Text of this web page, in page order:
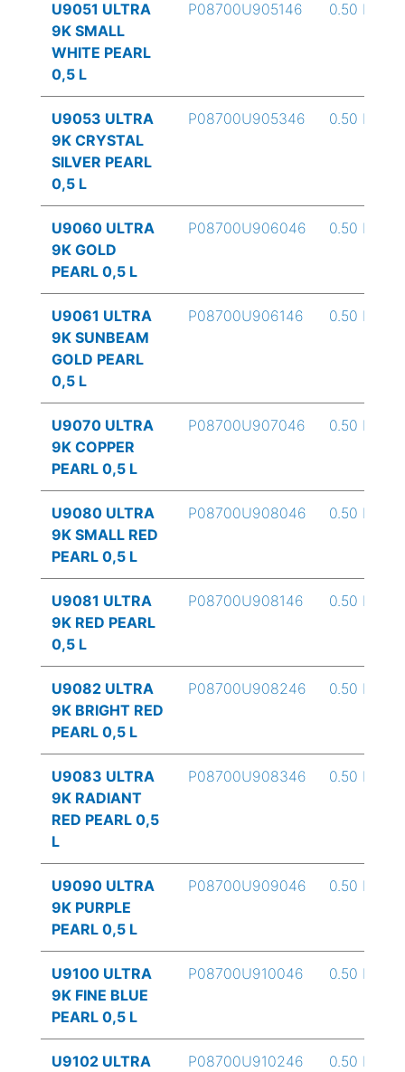
U9051 ULTRA
9K SMALL
WHITE PEARL
0,5 L
P08700U905146 0.50 L
U9053 ULTRA
9K CRYSTAL
SILVER PEARL
0,5 L
P08700U905346 0.50 L
U9060 ULTRA
9K GOLD
PEARL 0,5 L
P08700U906046 0.50 L
U9061 ULTRA
9K SUNBEAM
GOLD PEARL
0,5 L
P08700U906146 0.50 L
U9070 ULTRA
9K COPPER
PEARL 0,5 L
P08700U907046 0.50 L
U9080 ULTRA
9K SMALL RED
PEARL 0,5 L
P08700U908046 0.50 L
U9081 ULTRA
9K RED PEARL
0,5 L
P08700U908146 0.50 L
U9082 ULTRA
9K BRIGHT RED
PEARL 0,5 L
P08700U908246 0.50 L
U9083 ULTRA
9K RADIANT
RED PEARL 0,5
L
P08700U908346 0.50 L
U9090 ULTRA
9K PURPLE
PEARL 0,5 L
P08700U909046 0.50 L
U9100 ULTRA
9K FINE BLUE
PEARL 0,5 L
P08700U910046 0.50 L
U9102 ULTRA
P08700U910246 0.50 L